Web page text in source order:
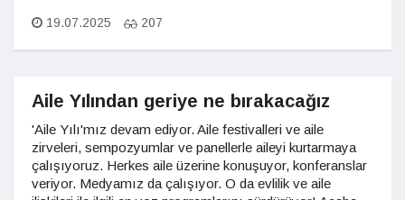
19.07.2025 207
Aile Yılından geriye ne bırakacağız
'Aile Yılı'mız devam ediyor. Aile festivalleri ve aile
zirveleri, sempozyumlar ve panellerle aileyi kurtarmaya
çalışıyoruz. Herkes aile üzerine konuşuyor, konferanslar
veriyor. Medyamız da çalışıyor. O da evlilik ve aile